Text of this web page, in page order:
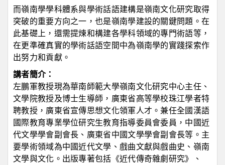
而嶺南學學科體系與學術話語建構是嶺南文化研究取得
突破的重要方向之一，也是嶺南學建設的關鍵問題。在
此基礎上，還需提煉和構建各學科領域的專門術語等，
在更準確真實的學術話語空間中為嶺南學的實踐探索作
出努力和貢獻。
講者簡介：
左鵬軍教授現為華南師範大學嶺南文化研究中心主任、
文學院教授及博士生導師，廣東省高等學校珠江學者特
聘教授，廣東省宣傳思想文化領軍人才。兼任全國漢語
國際教育專業學位研究生教育指導委員會委員，中國近
代文學學會副會長、廣東省中國文學學會副會長等。主
要學術領域為中國近代文學、戲曲文獻與戲曲史、嶺南
文學與文化。出版專著包括《近代傳奇雜劇研究》、